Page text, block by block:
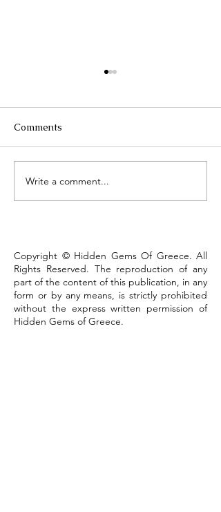
Lake Kastoria, the walk
that defines the town
Comments
Write a comment...
Copyright © Hidden Gems Of Greece. All
Rights Reserved. The reproduction of any
part of the content of this publication, in any
form or by any means, is strictly prohibited
without the express written permission of
Hidden Gems of Greece.